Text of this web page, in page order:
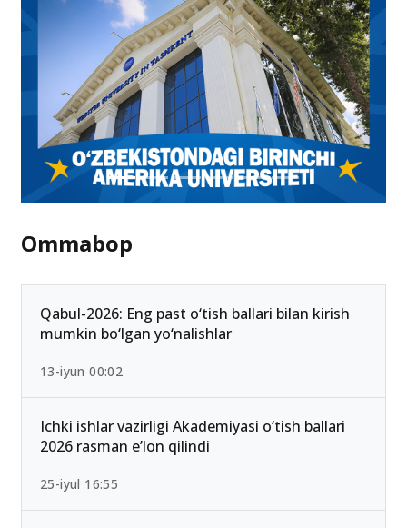
Ommabop
Qabul-2026: Eng past o‘tish ballari bilan kirish
mumkin bo‘lgan yo‘nalishlar
13-iyun 00:02
Ichki ishlar vazirligi Akademiyasi o‘tish ballari
2026 rasman e’lon qilindi
25-iyul 16:55